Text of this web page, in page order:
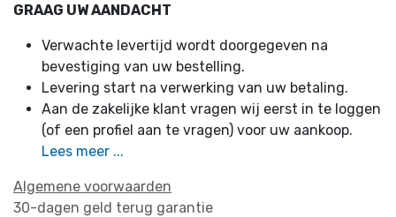
GRAAG UW AANDACHT
Verwachte levertijd wordt doorgegeven na
bevestiging van uw bestelling.
Levering start na verwerking van uw betaling.
Aan de zakelijke klant vragen wij eerst in te loggen
(of een profiel aan te vragen) voor uw aankoop.
Lees meer ...
Algemene voorwaarden
30-dagen geld terug garantie